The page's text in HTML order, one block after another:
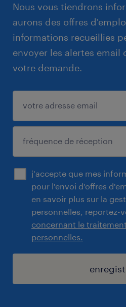
Nous vous tiendrons
aurons des offres
informations recueillies
envoyer les alertes email
votre demande.
j'accepte que mes
pour l'envoi d'offres
en savoir plus sur la
personnelles, reportez-
concernant le
personnelles.